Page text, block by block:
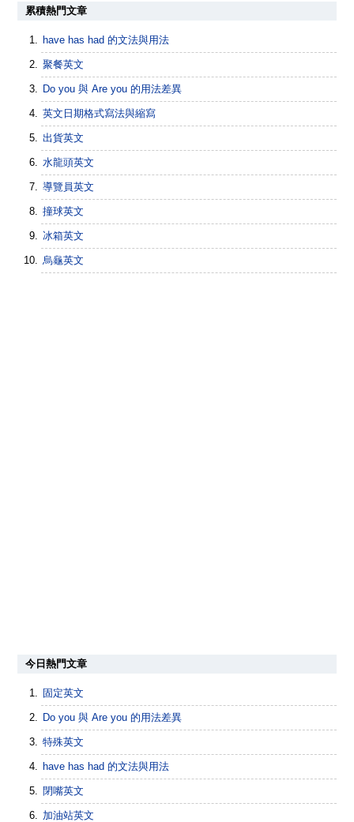
累積熱門文章
have has had 的文法與用法
聚餐英文
Do you 與 Are you 的用法差異
英文日期格式寫法與縮寫
出貨英文
水龍頭英文
導覽員英文
撞球英文
冰箱英文
烏龜英文
今日熱門文章
固定英文
Do you 與 Are you 的用法差異
特殊英文
have has had 的文法與用法
閉嘴英文
加油站英文